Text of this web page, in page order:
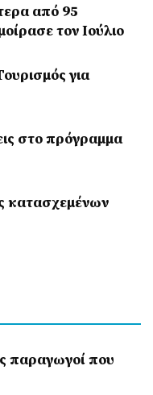
από 95
τον Ιούλιο
για
στο πρόγραμμα
κατασχεμένων
παραγωγοί που